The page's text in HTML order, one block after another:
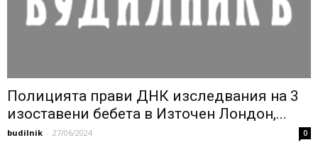
Полицията прави ДНК изследвания на 3
изоставени бебета в Източен Лондон,...
budilnik - 27/06/2024 0